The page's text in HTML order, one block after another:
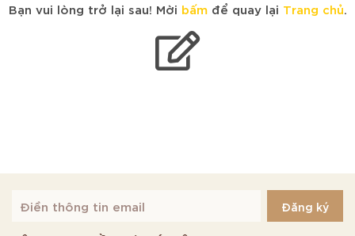
Bạn vui lòng trở lại sau! Mời bấmđể quay lại Trang chủ.